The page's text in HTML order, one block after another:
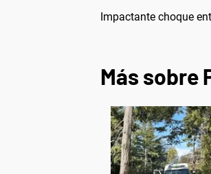
Impactante choque
Más sobre